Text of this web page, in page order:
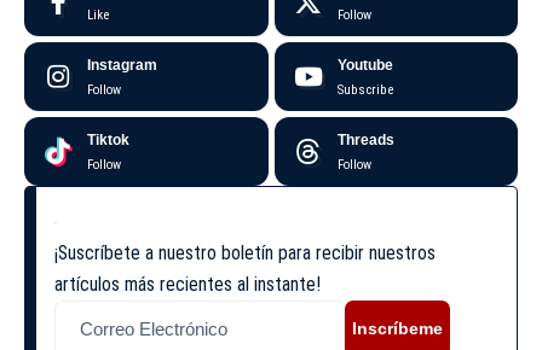
Like Follow
Instagram
Follow
Youtube
Subscribe
Tiktok
Follow
Threads
Follow
¡Suscríbete a nuestro boletín para recibir nuestros
artículos más recientes al instante!
Inscríbeme